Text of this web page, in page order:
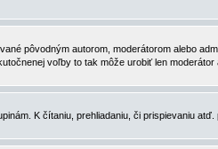
pôvodným autorom, moderátorom alebo
voľby to tak môže urobiť len
K čítaniu, prehliadaniu, či prispievaniu